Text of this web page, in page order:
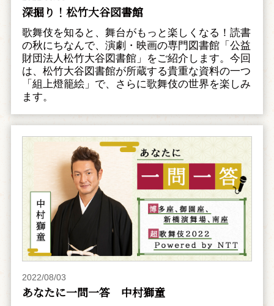
深掘り！松竹大谷図書館
歌舞伎を知ると、舞台がもっと楽しくなる！読書
の秋にちなんで、演劇・映画の専門図書館「公益
財団法人松竹大谷図書館」をご紹介します。今回
は、松竹大谷図書館が所蔵する貴重な資料の一つ
「組上燈籠絵」で、さらに歌舞伎の世界を楽しみ
ます。
2022/08/03
あなたに一問一答 中村獅童